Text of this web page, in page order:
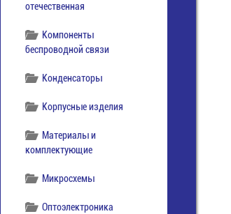
отечественная
Компоненты
беспроводной связи
Конденсаторы
Корпусные изделия
Материалы и
комплектующие
Микросхемы
Оптоэлектроника